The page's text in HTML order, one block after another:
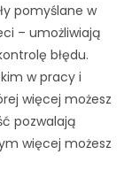
pomyślane w
– umożliwiają
błędu.
w pracy i
więcej możesz
pozwalają
więcej możesz